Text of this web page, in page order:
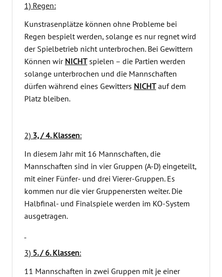
1) Regen:
Kunstrasenplätze können ohne Probleme bei
Regen bespielt werden, solange es nur regnet wird
der Spielbetrieb nicht unterbrochen. Bei Gewittern
Können wir NICHTspielen – die Partien werden
solange unterbrochen und die Mannschaften
dürfen während eines Gewitters NICHTauf dem
Platz bleiben.
2) 3, / 4. Klassen:
In diesem Jahr mit 16 Mannschaften, die
Mannschaften sind in vier Gruppen (A-D) eingeteilt,
mit einer Fünfer- und drei Vierer-Gruppen. Es
kommen nur die vier Gruppenersten weiter. Die
Halbfinal- und Finalspiele werden im KO-System
ausgetragen.
3) 5. / 6. Klassen:
11 Mannschaften in zwei Gruppen mit je einer